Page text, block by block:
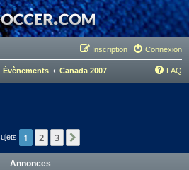
Connexion
Inscription
Évènements Canada 2007 FAQ
1 2 3
Annonces